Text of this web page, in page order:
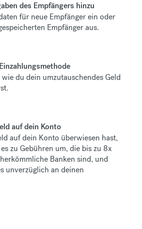
des Empfängers hinzu
für neue Empfänger ein oder
Empfänger aus.
du dein umzutauschendes Geld
auf dein Konto
auf dein Konto überwiesen hast,
zu Gebühren um, die bis zu 8x
Banken sind, und
unverzüglich an deinen